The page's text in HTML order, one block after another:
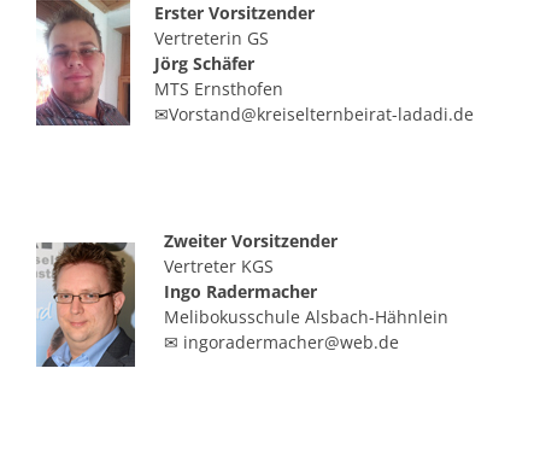
Erster Vorsitzender
Vertreterin GS
Jörg Schäfer
MTS Ernsthofen
✉Vorstand@kreiselternbeirat-ladadi.de
Zweiter Vorsitzender
Vertreter KGS
Ingo Radermacher
Melibokusschule Alsbach-Hähnlein
✉ ingoradermacher@web.de